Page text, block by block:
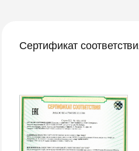
Сертификат